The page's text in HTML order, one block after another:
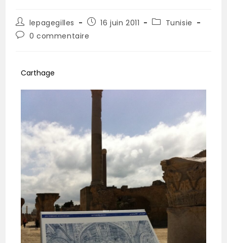
lepagegilles 16 juin 2011
Tunisie
0 commentaire
Carthage